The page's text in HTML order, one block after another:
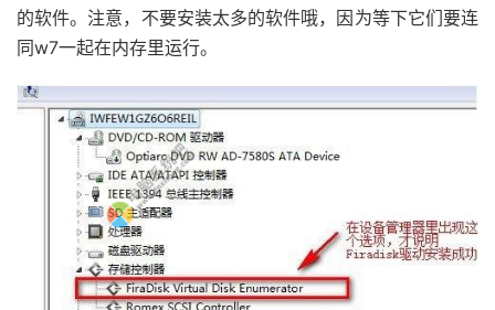
的软件。注意，不要安装太多的软件哦，因为等下它们要连
同w7一起在内存里运行。